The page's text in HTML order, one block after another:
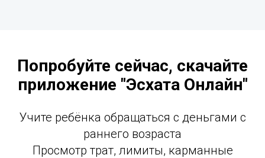
Попробуйте сейчас, скачайте
приложение "Эсхата Онлайн"
Учите ребёнка обращаться с деньгами с
раннего возраста
Просмотр трат, лимиты, карманные